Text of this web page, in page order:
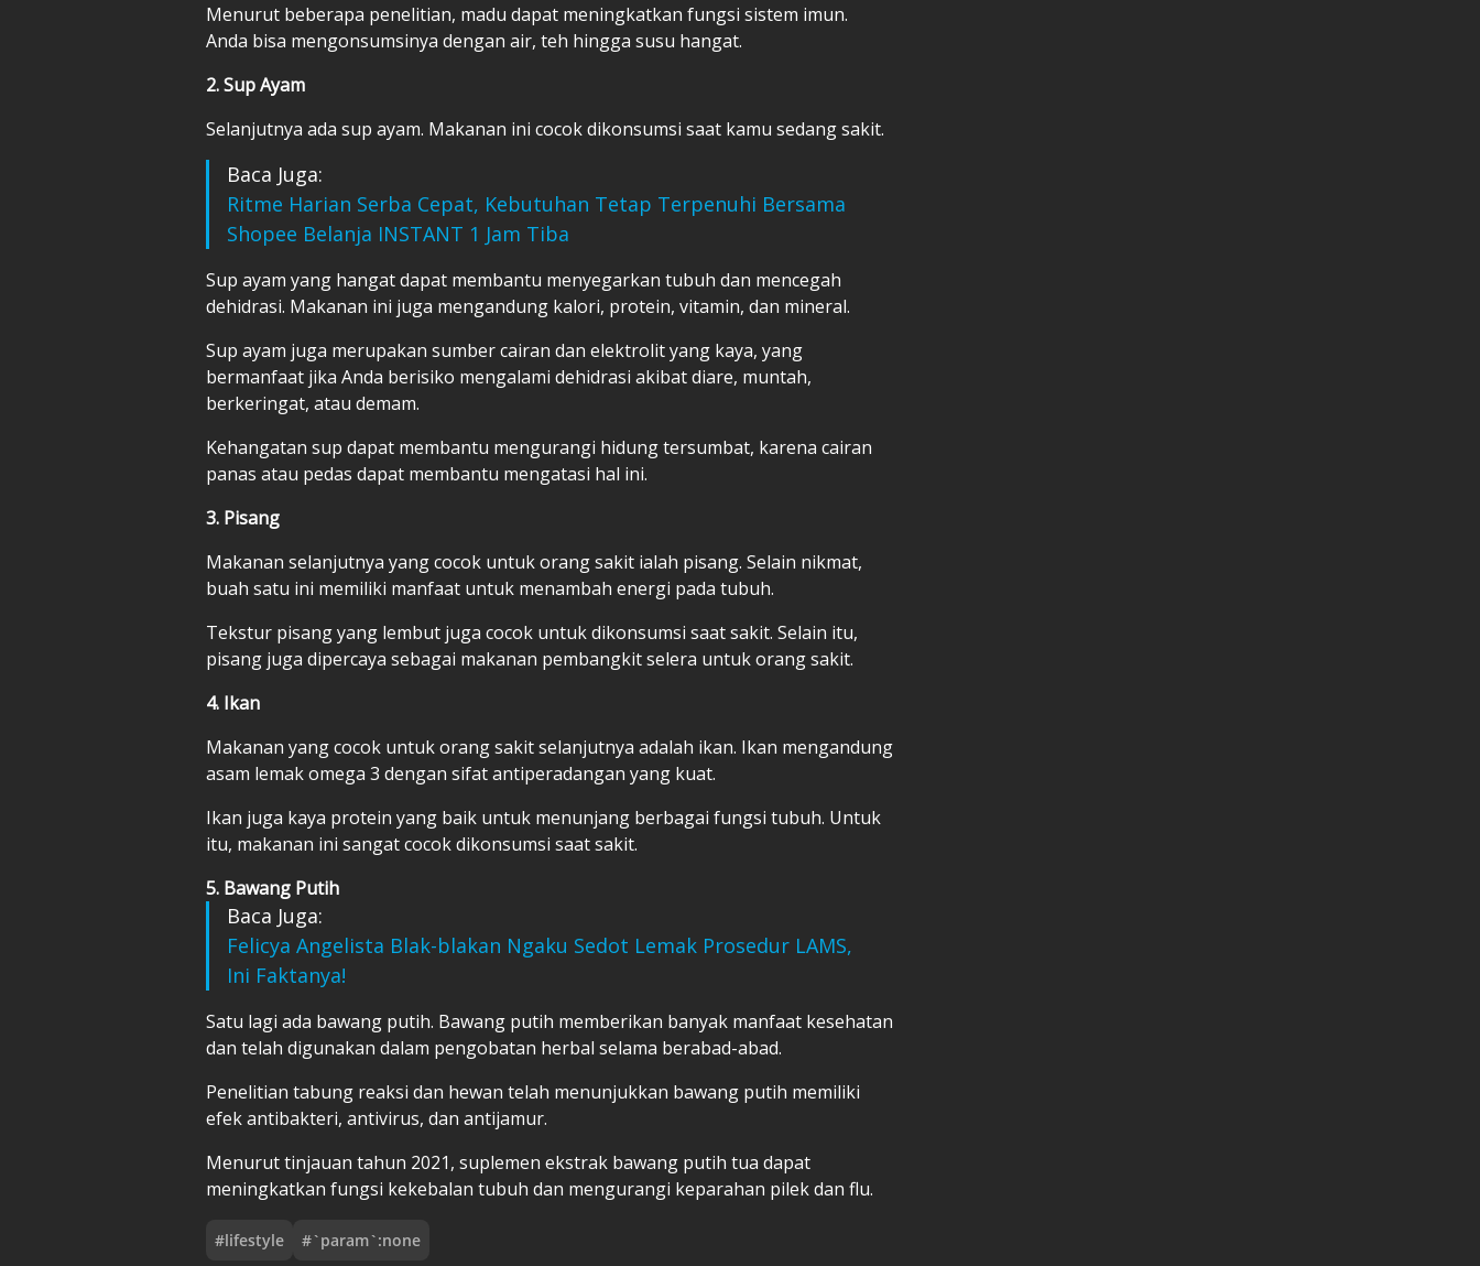
Menurut beberapa penelitian, madu dapat meningkatkan fungsi sistem imun.
Anda bisa mengonsumsinya dengan air, teh hingga susu hangat.
2. Sup Ayam
Selanjutnya ada sup ayam. Makanan ini cocok dikonsumsi saat kamu sedang sakit.
Baca Juga:
Ritme Harian Serba Cepat, Kebutuhan Tetap Terpenuhi Bersama
Shopee Belanja INSTANT 1 Jam Tiba
Sup ayam yang hangat dapat membantu menyegarkan tubuh dan mencegah
dehidrasi. Makanan ini juga mengandung kalori, protein, vitamin, dan mineral.
Sup ayam juga merupakan sumber cairan dan elektrolit yang kaya, yang
bermanfaat jika Anda berisiko mengalami dehidrasi akibat diare, muntah,
berkeringat, atau demam.
Kehangatan sup dapat membantu mengurangi hidung tersumbat, karena cairan
panas atau pedas dapat membantu mengatasi hal ini.
3. Pisang
Makanan selanjutnya yang cocok untuk orang sakit ialah pisang. Selain nikmat,
buah satu ini memiliki manfaat untuk menambah energi pada tubuh.
Tekstur pisang yang lembut juga cocok untuk dikonsumsi saat sakit. Selain itu,
pisang juga dipercaya sebagai makanan pembangkit selera untuk orang sakit.
4. Ikan
Makanan yang cocok untuk orang sakit selanjutnya adalah ikan. Ikan mengandung
asam lemak omega 3 dengan sifat antiperadangan yang kuat.
Ikan juga kaya protein yang baik untuk menunjang berbagai fungsi tubuh. Untuk
itu, makanan ini sangat cocok dikonsumsi saat sakit.
5. Bawang Putih
Baca Juga:
Felicya Angelista Blak-blakan Ngaku Sedot Lemak Prosedur LAMS,
Ini Faktanya!
Satu lagi ada bawang putih. Bawang putih memberikan banyak manfaat kesehatan
dan telah digunakan dalam pengobatan herbal selama berabad-abad.
Penelitian tabung reaksi dan hewan telah menunjukkan bawang putih memiliki
efek antibakteri, antivirus, dan antijamur.
Menurut tinjauan tahun 2021, suplemen ekstrak bawang putih tua dapat
meningkatkan fungsi kekebalan tubuh dan mengurangi keparahan pilek dan flu.
#lifestyle #`param`:none